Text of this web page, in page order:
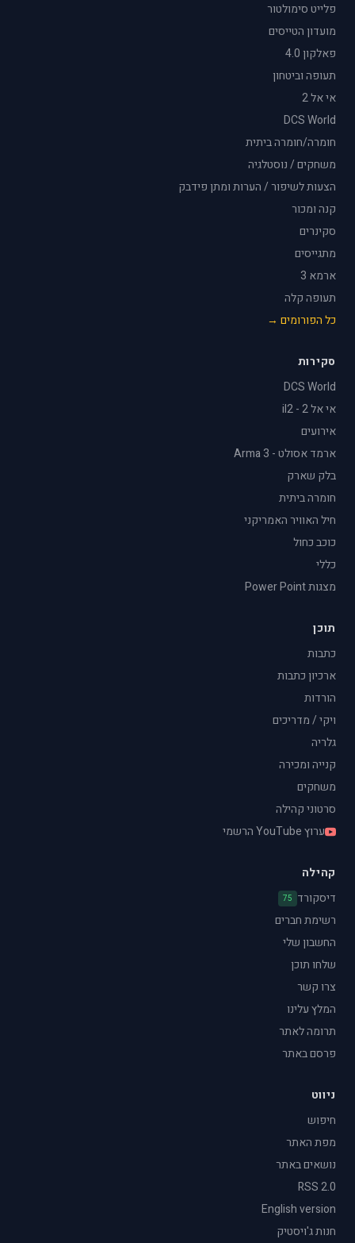
פלייט סימולטור
מועדון הטייסים
פאלקון 4.0
תעופה וביטחון
אי אל 2
DCS World
חומרה/חומרה ביתית
משחקים / נוסטלגיה
הצעות לשיפור / הערות ומתן פידבק
קנה ומכור
סקינרים
מתגייסים
ארמא 3
תעופה קלה
כל הפורומים →
סקירות
DCS World
אי אל 2 - il2
אירועים
ארמד אסולט - Arma 3
בלק שארק
חומרה ביתית
חיל האוויר האמריקני
כוכב כחול
כללי
מצגות Power Point
תוכן
כתבות
ארכיון כתבות
הורדות
ויקי / מדריכים
גלריה
קנייה ומכירה
משחקים
סרטוני קהילה
ערוץ YouTube הרשמי
קהילה
דיסקורד 75
רשימת חברים
החשבון שלי
שלחו תוכן
צרו קשר
המלץ עלינו
תרומה לאתר
פרסם באתר
ניווט
חיפוש
מפת האתר
נושאים באתר
RSS 2.0
English version
חנות ג'ויסטיק